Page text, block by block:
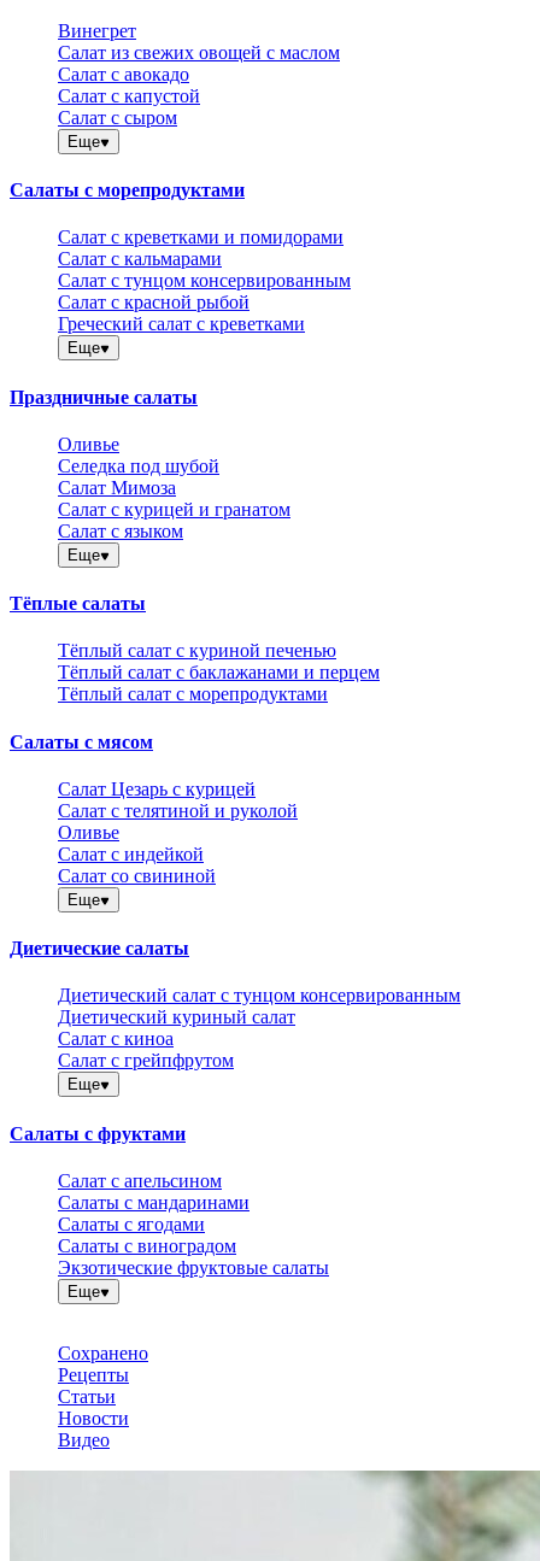
Винегрет
Салат из свежих овощей с маслом
Салат с авокадо
Салат с капустой
Салат с сыром
Еще
Салаты с морепродуктами
Салат с креветками и помидорами
Салат с кальмарами
Салат с тунцом консервированным
Салат с красной рыбой
Греческий салат с креветками
Еще
Праздничные салаты
Оливье
Селедка под шубой
Салат Мимоза
Салат с курицей и гранатом
Салат с языком
Еще
Тёплые салаты
Тёплый салат с куриной печенью
Тёплый салат с баклажанами и перцем
Тёплый салат с морепродуктами
Салаты с мясом
Салат Цезарь с курицей
Салат с телятиной и руколой
Оливье
Салат с индейкой
Салат со свининой
Еще
Диетические салаты
Диетический салат с тунцом консервированным
Диетический куриный салат
Салат с киноа
Салат с грейпфрутом
Еще
Салаты с фруктами
Салат с апельсином
Салаты с мандаринами
Салаты с ягодами
Салаты с виноградом
Экзотические фруктовые салаты
Еще
Сохранено
Рецепты
Статьи
Новости
Видео